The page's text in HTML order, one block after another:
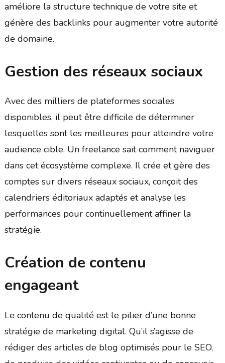
améliore la structure technique de votre site et
génère des backlinks pour augmenter votre autorité
de domaine.
Gestion des réseaux sociaux
Avec des milliers de plateformes sociales
disponibles, il peut être difficile de déterminer
lesquelles sont les meilleures pour atteindre votre
audience cible. Un freelance sait comment naviguer
dans cet écosystème complexe. Il crée et gère des
comptes sur divers réseaux sociaux, conçoit des
calendriers éditoriaux adaptés et analyse les
performances pour continuellement affiner la
stratégie.
Création de contenu
engageant
Le contenu de qualité est le pilier d’une bonne
stratégie de marketing digital. Qu’il s’agisse de
rédiger des articles de blog optimisés pour le SEO,